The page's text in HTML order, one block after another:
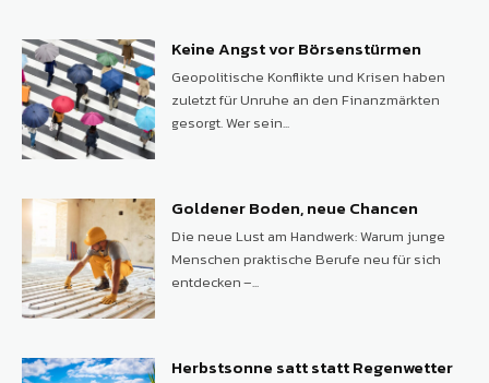
Keine Angst vor Börsenstürmen
Geopolitische Konflikte und Krisen haben
zuletzt für Unruhe an den Finanzmärkten
gesorgt. Wer sein...
Goldener Boden, neue Chancen
Die neue Lust am Handwerk: Warum junge
Menschen praktische Berufe neu für sich
entdecken –...
Herbstsonne satt statt Regenwetter